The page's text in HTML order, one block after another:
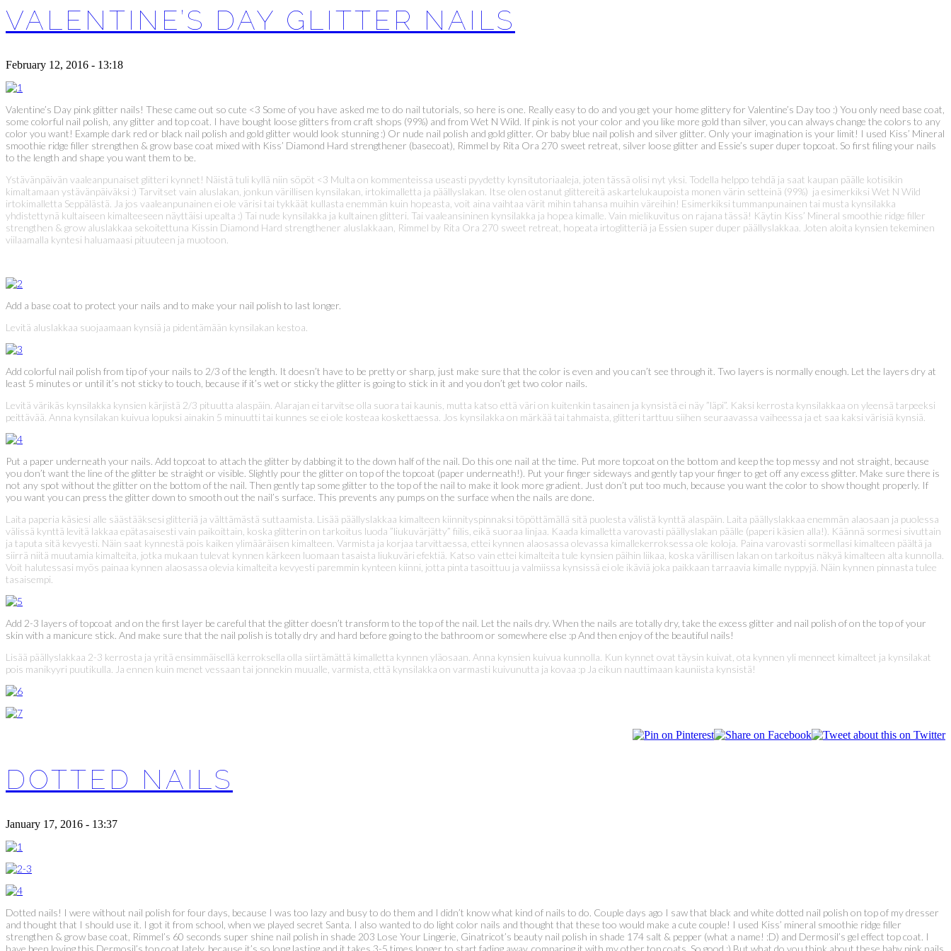
VALENTINE’S DAY GLITTER NAILS
February 12, 2016 - 13:18
Valentine’s Day pink glitter nails! These came out so cute <3 Some of you have asked me to do nail tutorials, so here is one. Really easy to do and you get your home glittery for Valentine’s Day too :) You only need base coat,
some colorful nail polish, any glitter and top coat. I have bought loose glitters from craft shops (99%) and from Wet N Wild. If pink is not your color and you like more gold than silver, you can always change the colors to any
color you want! Example dark red or black nail polish and gold glitter would look stunning :) Or nude nail polish and gold glitter. Or baby blue nail polish and silver glitter. Only your imagination is your limit! I used Kiss’ Mineral
smoothie ridge filler strengthen & grow base coat mixed with Kiss’ Diamond Hard strengthener (basecoat), Rimmel by Rita Ora 270 sweet retreat, silver loose glitter and Essie’s super duper topcoat. So first filing your nails
to the length and shape you want them to be.
Ystävänpäivän vaaleanpunaiset glitteri kynnet! Näistä tuli kyllä niin söpöt <3 Multa on kommenteissa useasti pyydetty kynsitutoriaaleja, joten tässä olisi nyt yksi. Todella helppo tehdä ja saat kaupan päälle kotisikin
kimaltamaan ystävänpäiväksi :) Tarvitset vain aluslakan, jonkun värillisen kynsilakan, irtokimalletta ja päällyslakan. Itse olen ostanut glittereitä askartelukaupoista monen värin setteinä (99%) ja esimerkiksi Wet N Wild
irtokimalletta Seppälästä. Ja jos vaaleanpunainen ei ole värisi tai tykkäät kullasta enemmän kuin hopeasta, voit aina vaihtaa värit mihin tahansa muihin väreihin! Esimerkiksi tummanpunainen tai musta kynsilakka
yhdistettynä kultaiseen kimalteeseen näyttäisi upealta :) Tai nude kynsilakka ja kultainen glitteri. Tai vaaleansininen kynsilakka ja hopea kimalle. Vain mielikuvitus on rajana tässä! Käytin Kiss’ Mineral smoothie ridge filler
strengthen & grow aluslakkaa sekoitettuna Kissin Diamond Hard strengthener aluslakkaan, Rimmel by Rita Ora 270 sweet retreat, hopeata irtoglitteriä ja Essien super duper päällyslakkaa. Joten aloita kynsien tekeminen
viilaamalla kyntesi haluamaasi pituuteen ja muotoon.
Add a base coat to protect your nails and to make your nail polish to last longer.
Levitä aluslakkaa suojaamaan kynsiä ja pidentämään kynsilakan kestoa.
Add colorful nail polish from tip of your nails to 2/3 of the length. It doesn’t have to be pretty or sharp, just make sure that the color is even and you can’t see through it. Two layers is normally enough. Let the layers dry at
least 5 minutes or until it’s not sticky to touch, because if it’s wet or sticky the glitter is going to stick in it and you don’t get two color nails.
Levitä värikäs kynsilakka kynsien kärjistä 2/3 pituutta alaspäin. Alarajan ei tarvitse olla suora tai kaunis, mutta katso että väri on kuitenkin tasainen ja kynsistä ei näy ”läpi”. Kaksi kerrosta kynsilakkaa on yleensä tarpeeksi
peittävää. Anna kynsilakan kuivua lopuksi ainakin 5 minuutti tai kunnes se ei ole kosteaa koskettaessa. Jos kynsilakka on märkää tai tahmaista, glitteri tarttuu siihen seuraavassa vaiheessa ja et saa kaksi värisiä kynsiä.
Put a paper underneath your nails. Add topcoat to attach the glitter by dabbing it to the down half of the nail. Do this one nail at the time. Put more topcoat on the bottom and keep the top messy and not straight, because
you don’t want the line of the glitter be straight or visible. Slightly pour the glitter on top of the topcoat (paper underneath!). Put your finger sideways and gently tap your finger to get off any excess glitter. Make sure there is
not any spot without the glitter on the bottom of the nail. Then gently tap some glitter to the top of the nail to make it look more gradient. Just don’t put too much, because you want the color to show thought properly. If
you want you can press the glitter down to smooth out the nail’s surface. This prevents any pumps on the surface when the nails are done.
Laita paperia käsiesi alle säästääksesi glitteriä ja välttämästä suttaamista. Lisää päällyslakkaa kimalteen kiinnityspinnaksi töpöttämällä sitä puolesta välistä kynttä alaspäin. Laita päällyslakkaa enemmän alaosaan ja puolessa
välissä kynttä levitä lakkaa epätasaisesti vain paikoittain, koska glitterin on tarkoitus luoda ”liukuvärjätty” fiilis, eikä suoraa linjaa. Kaada kimalletta varovasti päällyslakan päälle (paperi käsien alla!). Käännä sormesi sivuttain
ja taputa sitä kevyesti. Näin saat kynnestä pois kaiken ylimääräisen kimalteen. Varmista ja korjaa tarvittaessa, ettei kynnen alaosassa olevassa kimallekerroksessa ole koloja. Paina varovasti sormellasi kimalteen päältä ja
siirrä niitä muutamia kimalteita, jotka mukaan tulevat kynnen kärkeen luomaan tasaista liukuväri efektiä. Katso vain ettei kimalteita tule kynsien päihin liikaa, koska värillisen lakan on tarkoitus näkyä kimalteen alta kunnolla.
Voit halutessasi myös painaa kynnen alaosassa olevia kimalteita kevyesti paremmin kynteen kiinni, jotta pinta tasoittuu ja valmiissa kynsissä ei ole ikäviä joka paikkaan tarraavia kimalle nyppyjä. Näin kynnen pinnasta tulee
tasaisempi.
Add 2-3 layers of topcoat and on the first layer be careful that the glitter doesn’t transform to the top of the nail. Let the nails dry. When the nails are totally dry, take the excess glitter and nail polish of on the top of your
skin with a manicure stick. And make sure that the nail polish is totally dry and hard before going to the bathroom or somewhere else :p And then enjoy of the beautiful nails!
Lisää päällyslakkaa 2-3 kerrosta ja yritä ensimmäisellä kerroksella olla siirtämättä kimalletta kynnen yläosaan. Anna kynsien kuivua kunnolla. Kun kynnet ovat täysin kuivat, ota kynnen yli menneet kimalteet ja kynsilakat
pois manikyyri puutikulla. Ja ennen kuin menet vessaan tai jonnekin muualle, varmista, että kynsilakka on varmasti kuivunutta ja kovaa :p Ja eikun nauttimaan kauniista kynsistä!
DOTTED NAILS
January 17, 2016 - 13:37
Dotted nails! I were without nail polish for four days, because I was too lazy and busy to do them and I didn’t know what kind of nails to do. Couple days ago I saw that black and white dotted nail polish on top of my dresser
and thought that I should use it. I got it from school, when we played secret Santa. I also wanted to do light color nails and thought that these too would make a cute couple! I used Kiss’ mineral smoothie ridge filler
strengthen & grow base coat, Rimmel’s 60 seconds super shine nail polish in shade 203 Lose Your Lingerie, Ginatricot’s beauty nail polish in shade 174 salt & pepper (what a name! :D) and Dermosil’s gel effect top coat. I
have been loving this Dermosil’s top coat lately, because it’s so long lasting and it takes 3-5 times longer to start fading away, comparing it with my other top coats. So good :) But what do you think about these baby pink nails